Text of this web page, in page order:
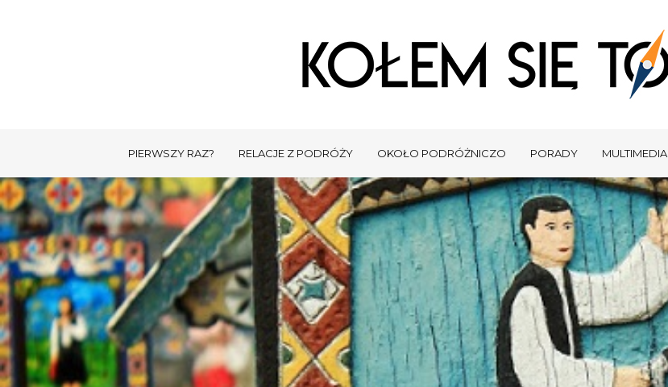
PIERWSZY RAZ? RELACJE Z PODRÓŻY OKOŁO PODRÓŻNICZO PORADY MULTIMEDIA